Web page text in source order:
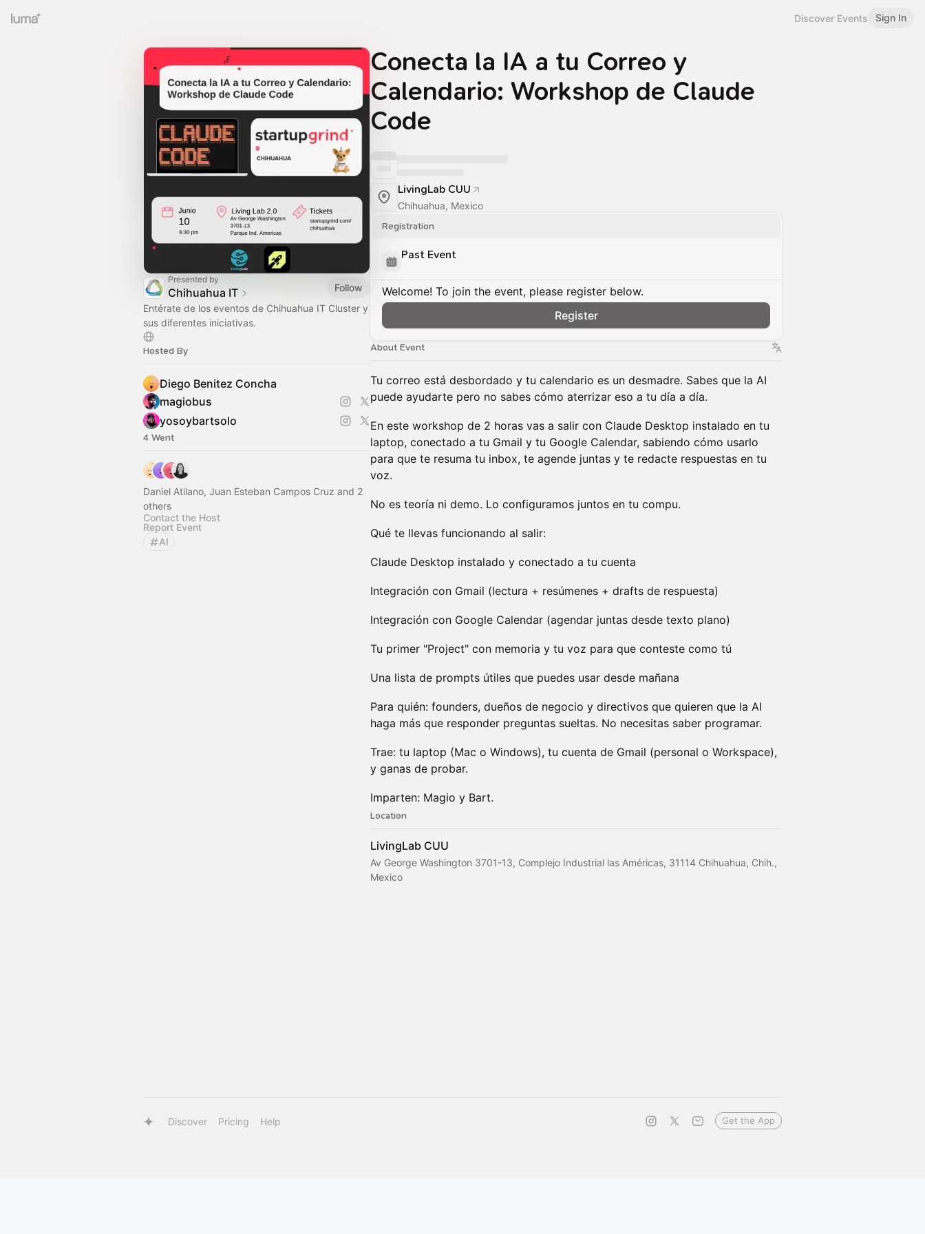
Discover Events Sign In
Presented by
Chihuahua IT
Follow
Entérate de los eventos de Chihuahua IT Cluster y
sus diferentes iniciativas.
Hosted By
Diego Benitez Concha
magiobus
yosoybartsolo
4 Went
Daniel Atilano, Juan Esteban Campos Cruz and 2
others
Contact the Host
Report Event
AI
Conecta la IA a tu Correo y
Calendario: Workshop de Claude
Code
LivingLab CUU
Chihuahua, Mexico
Registration
Past Event
Welcome! To join the event, please register below.
Register
About Event
Tu correo está desbordado y tu calendario es un desmadre. Sabes que la AI
puede ayudarte pero no sabes cómo aterrizar eso a tu día a día.
En este workshop de 2 horas vas a salir con Claude Desktop instalado en tu
laptop, conectado a tu Gmail y tu Google Calendar, sabiendo cómo usarlo
para que te resuma tu inbox, te agende juntas y te redacte respuestas en tu
voz.
No es teoría ni demo. Lo configuramos juntos en tu compu.
Qué te llevas funcionando al salir:
Claude Desktop instalado y conectado a tu cuenta
Integración con Gmail (lectura + resúmenes + drafts de respuesta)
Integración con Google Calendar (agendar juntas desde texto plano)
Tu primer "Project" con memoria y tu voz para que conteste como tú
Una lista de prompts útiles que puedes usar desde mañana
Para quién: founders, dueños de negocio y directivos que quieren que la AI
haga más que responder preguntas sueltas. No necesitas saber programar.
Trae: tu laptop (Mac o Windows), tu cuenta de Gmail (personal o Workspace),
y ganas de probar.
Imparten: Magio y Bart.
Location
LivingLab CUU
Av George Washington 3701-13, Complejo Industrial las Américas, 31114 Chihuahua, Chih.,
Mexico
Discover Pricing Help Get the App